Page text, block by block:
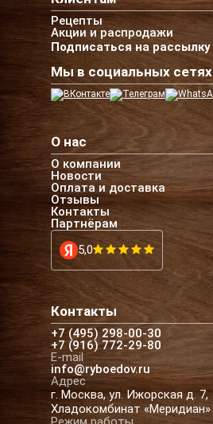
Рецепты
Акции и распродажи
Подписаться на рассылку
Мы в социальных сетях
О нас
О компании
Новости
Оплата и доставка
Отзывы
Контакты
Партнёрам
5,0
Контакты
+7 (495) 298-00-30
+7 (916) 772-29-80
E-mail
info@ryboedov.ru
Адрес
г. Москва, ул. Ижорская д. 7,
Хладокомбинат «Меридиан»